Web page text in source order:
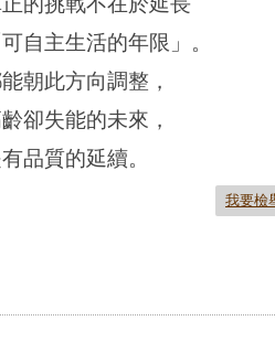
自主生活的年限」。
朝此方向調整，
卻失能的未來，
品質的延續。
我要檢